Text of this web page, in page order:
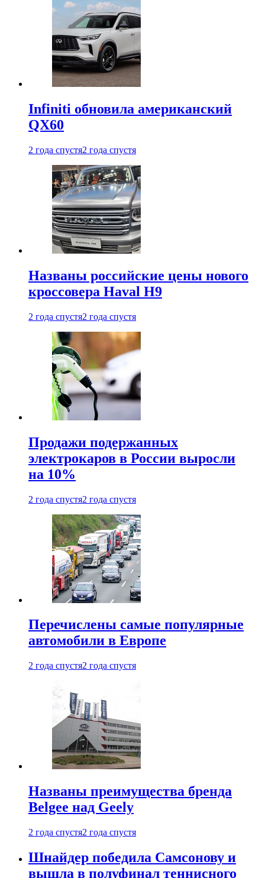
Infiniti обновила американский
QX60
2 года спустя2 года спустя
Названы российские цены нового
кроссовера Haval H9
2 года спустя2 года спустя
Продажи подержанных
электрокаров в России выросли
на 10%
2 года спустя2 года спустя
Перечислены самые популярные
автомобили в Европе
2 года спустя2 года спустя
Названы преимущества бренда
Belgee над Geely
2 года спустя2 года спустя
Шнайдер победила Самсонову и
вышла в полуфинал теннисного